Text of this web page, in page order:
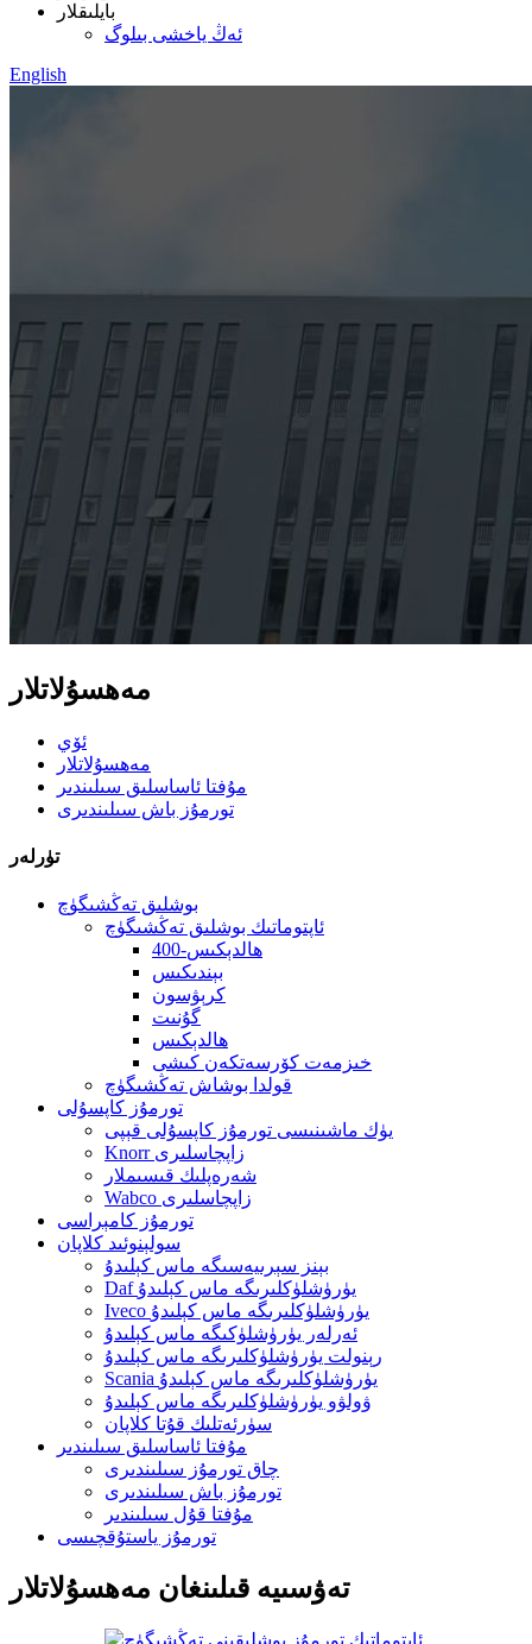
بايلىقلار
ئەڭ ياخشى بىلوگ
English
مەھسۇلاتلار
ئۆي
مەھسۇلاتلار
مۇفتا ئاساسلىق سىلىندىر
تورمۇز باش سىلىندىرى
تۈرلەر
بوشلىق تەڭشىگۈچ
ئاپتوماتىك بوشلىق تەڭشىگۈچ
400-ھالدېكىس
بېندىكىس
كرېۋسون
گۇنىت
ھالدېكىس
خىزمەت كۆرسەتكەن كىشى
قولدا بوشاش تەڭشىگۈچ
تورمۇز كاپسۇلى
يۈك ماشىنىسى تورمۇز كاپسۇلى قېپى
Knorr زاپچاسلىرى
شەرەپلىك قىسىملار
Wabco زاپچاسلىرى
تورمۇز كامېراسى
سولېنوئىد كلاپان
بېنز سېرىيەسىگە ماس كېلىدۇ
Daf يۈرۈشلۈكلىرىگە ماس كېلىدۇ
Iveco يۈرۈشلۈكلىرىگە ماس كېلىدۇ
ئەرلەر يۈرۈشلۈكىگە ماس كېلىدۇ
رېنولت يۈرۈشلۈكلىرىگە ماس كېلىدۇ
Scania يۈرۈشلۈكلىرىگە ماس كېلىدۇ
ۋولۋو يۈرۈشلۈكلىرىگە ماس كېلىدۇ
سۈرئەتلىك قۇتا كلاپان
مۇفتا ئاساسلىق سىلىندىر
چاق تورمۇز سىلىندىرى
تورمۇز باش سىلىندىرى
مۇفتا قۇل سىلىندىر
تورمۇز ياستۇقچىسى
تەۋسىيە قىلىنغان مەھسۇلاتلار